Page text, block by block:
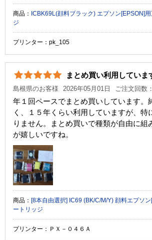
商品： ICBK69L(顔料ブラック) エプソン[EPSON]
ジ
プリンター：pk_105
まとめ買い利用していま
島根県のお客様 2026年05月01日 ご注文回数
年１回ペースでまとめ買いしています。
く、１５年くらい利用していますが、特
りません。まとめ買いで種類が自由に組
が嬉しいですね。
商品： [8本自由選択] IC69 (BK/C/M/Y) 顔料エプソン[Epson]互換インクカ
ートリッジ
プリンター：ＰＸ－０４６Ａ